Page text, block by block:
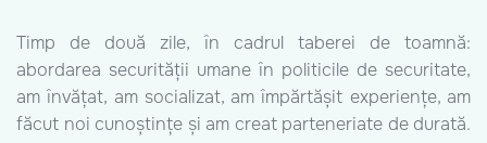
Timp de două zile, în cadrul taberei de toamnă:
abordarea securității umane în politicile de securitate,
am învățat, am socializat, am împărtășit experiențe, am
făcut noi cunoștințe și am creat parteneriate de durată.